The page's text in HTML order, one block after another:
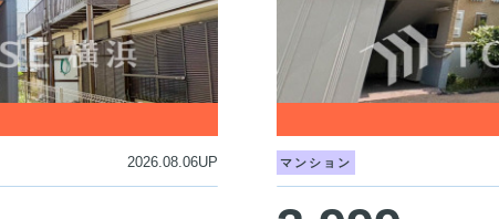
2026.08.06UP マンション